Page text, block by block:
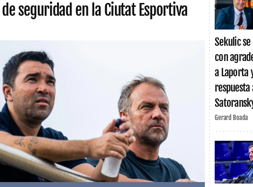
seguridad en la Ciutat Esportiva
Sekulic
con
a Laporta
respuesta
Gerard Boada